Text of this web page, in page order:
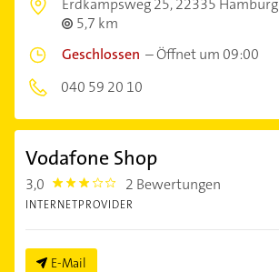
Erdkampsweg 25,22335 Hamburg
5,7 km
Geschlossen –Öffnet um 09:00
040 59 20 10
Vodafone Shop
3,0 3.0 2 Bewertungen
INTERNETPROVIDER
E-Mail